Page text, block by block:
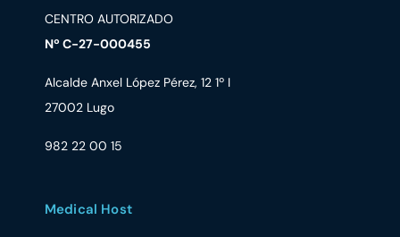
CENTRO AUTORIZADO
Nº C-27-000455
Alcalde Anxel López Pérez, 12 1º I
27002 Lugo
982 22 00 15
Medical Host